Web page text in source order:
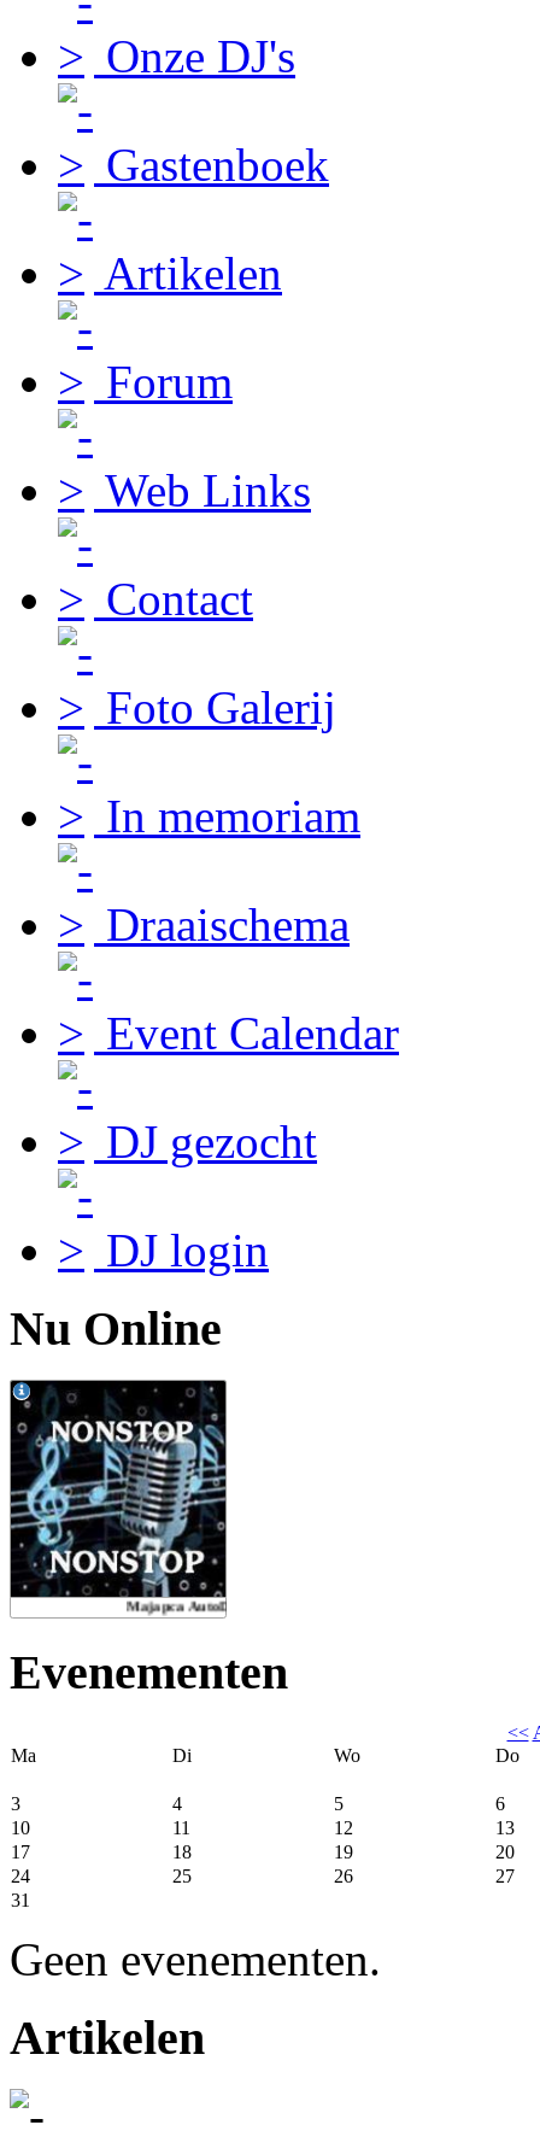
Onze DJ's
Gastenboek
Artikelen
Forum
Web Links
Contact
Foto Galerij
In memoriam
Draaischema
Event Calendar
DJ gezocht
DJ login
Nu Online
Evenementen
<<
Ma
Di Wo Do
3 4 5
6
10
11 12
13
17
18 19
20
24
25 26
27
31
Geen evenementen.
Artikelen